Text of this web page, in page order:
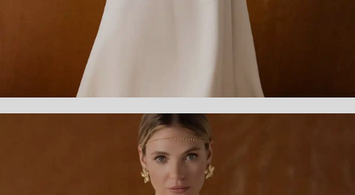
MYRTILLE